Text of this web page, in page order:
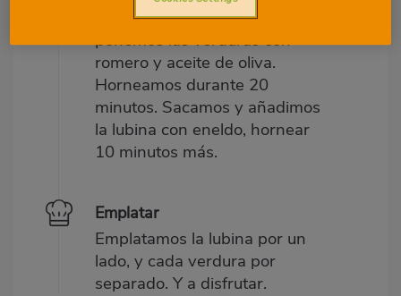
grados, en una bandeja
ponemos las verduras con
romero y aceite de oliva.
Horneamos durante 20
minutos. Sacamos y añadimos
la lubina con eneldo, hornear
10 minutos más.
Emplatar
Emplatamos la lubina por un
lado, y cada verdura por
separado. Y a disfrutar.